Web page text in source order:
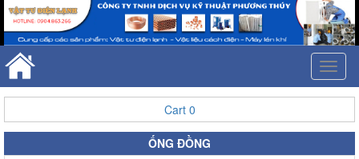
Cart 0
ỐNG ĐỒNG